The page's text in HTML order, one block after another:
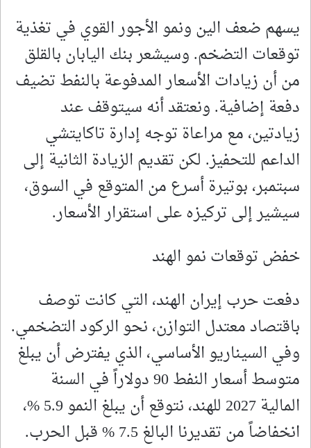
يسهم ضعف الين ونمو الأجور القوي في تغذية
توقعات التضخم. وسيشعر بنك اليابان بالقلق
من أن زيادات الأسعار المدفوعة بالنفط تضيف
دفعة إضافية. ونعتقد أنه سيتوقف عند
زيادتين، مع مراعاة توجه إدارة تاكايتشي
الداعم للتحفيز. لكن تقديم الزيادة الثانية إلى
سبتمبر، بوتيرة أسرع من المتوقع في السوق،
سيشير إلى تركيزه على استقرار الأسعار.
خفض توقعات نمو الهند
دفعت حرب إيران الهند، التي كانت توصف
باقتصاد معتدل التوازن، نحو الركود التضخمي.
وفي السيناريو الأساسي، الذي يفترض أن يبلغ
متوسط أسعار النفط 90 دولاراً في السنة
المالية 2027 للهند، نتوقع أن يبلغ النمو 5.9 %،
انخفاضاً من تقديرنا البالغ 7.5 % قبل الحرب.